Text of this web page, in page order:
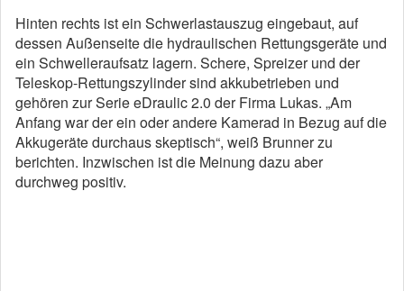
Hinten rechts ist ein Schwerlastauszug eingebaut, auf
dessen Außenseite die hydraulischen Rettungsgeräte und
ein Schwelleraufsatz lagern. Schere, Spreizer und der
Teleskop-Rettungszylinder sind akkubetrieben und
gehören zur Serie eDraulic 2.0 der Firma Lukas. „Am
Anfang war der ein oder andere Kamerad in Bezug auf die
Akkugeräte durchaus skeptisch“, weiß Brunner zu
berichten. Inzwischen ist die Meinung dazu aber
durchweg positiv.